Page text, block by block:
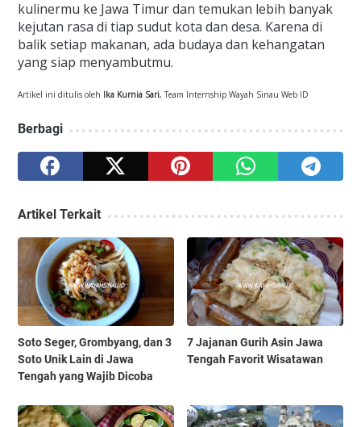
kulinermu ke Jawa Timur dan temukan lebih banyak
kejutan rasa di tiap sudut kota dan desa. Karena di
balik setiap makanan, ada budaya dan kehangatan
yang siap menyambutmu.
Artikel ini ditulis oleh Ika Kurnia Sari, Team Internship Wayah Sinau Web ID
Berbagi
Artikel Terkait
Soto Seger, Grombyang, dan 3
Soto Unik Lain di Jawa
Tengah yang Wajib Dicoba
7 Jajanan Gurih Asin Jawa
Tengah Favorit Wisatawan